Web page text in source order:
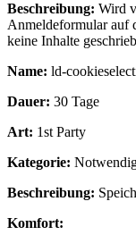
Beschreibung: Wird
Anmeldeformular auf
keine Inhalte
Name: ld-
Dauer: 30 Tage
Art: 1st Party
Kategorie:
Beschreibung:
Komfort: